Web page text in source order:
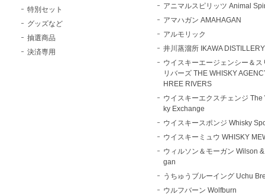
特別セット
グッズなど
抽選商品
決済専用
アニマルスピリッツ Animal
アマハガン AMAHAGAN
アルモリック
井川蒸溜所 IKAWA DISTILLERY
ウイスキーエージェンシー＆ス
リバーズ THE WHISKY
HREE RIVERS
ウイスキーエクスチェンジ The
ky Exchange
ウイスキースポンジ Whisky
ウイスキーミュウ WHISKY
ウィルソン＆モーガン Wilson
gan
うちゅうブルーイング Uchu
ウルフバーン Wolfburn